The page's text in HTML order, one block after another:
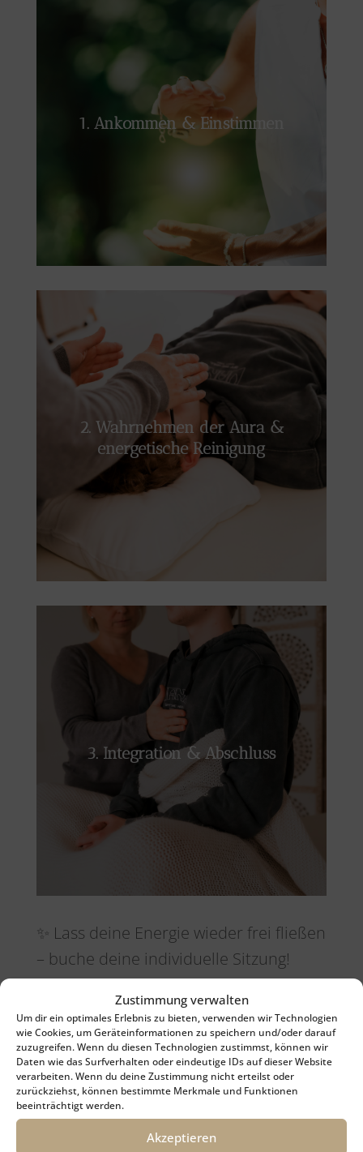
Zustimmung verwalten
Um dir ein optimales Erlebnis zu bieten, verwenden wir Technologien
wie Cookies, um Geräteinformationen zu speichern und/oder darauf
zuzugreifen. Wenn du diesen Technologien zustimmst, können wir
Daten wie das Surfverhalten oder eindeutige IDs auf dieser Website
verarbeiten. Wenn du deine Zustimmung nicht erteilst oder
zurückziehst, können bestimmte Merkmale und Funktionen
beeinträchtigt werden.
Akzeptieren
1. Ankommen & Einstimmen
Zu Beginn der Sitzung besprechen wir dein
Anliegen. Vielleicht fühlst du dich energetisch
erschöpft oder suchst Klarheit für ein
bestimmtes Thema in deinem Leben. Auch
Energiearbeit für dich passend ist.
2. Wahrnehmen der Aura &
energetische Reinigung
Ich nehme dein Energiefeld intuitiv wahr und
erkenne Blockaden oder Disharmonien. Durch
sanfte Berührung, Energiearbeit,
Visualisierung und Timeline-Arbeit lösen wir
nicht nur die Blockaden, sondern auch ihren
Ursprung – für tiefgehende Transformation
und neuen Energiefluss.
3. Integration & Abschluss
Nach der energetischen Arbeit spüren wir
gemeinsam nach: Was hat sich verändert? Wie
kannst du die neue Energie in deinen Alltag
mitnehmen? Oft zeigen sich wertvolle Impulse
für deine persönliche Weiterentwicklung.
✨ Lass deine Energie wieder frei fließen
– buche deine individuelle Sitzung!
foto.haslinger@gmail.com
📞0680 / 140 77 55
Fernbehandlung –
Energieübertragung